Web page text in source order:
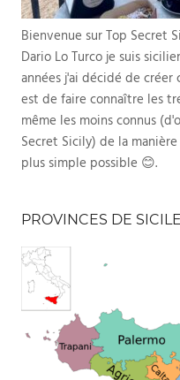
Bienvenue sur Top Secret
Dario Lo Turco je suis
années j'ai décidé de créer
est de faire connaître les
même les moins connus
Secret Sicily) de la
plus simple possible 😊.
PROVINCES DE SICILE